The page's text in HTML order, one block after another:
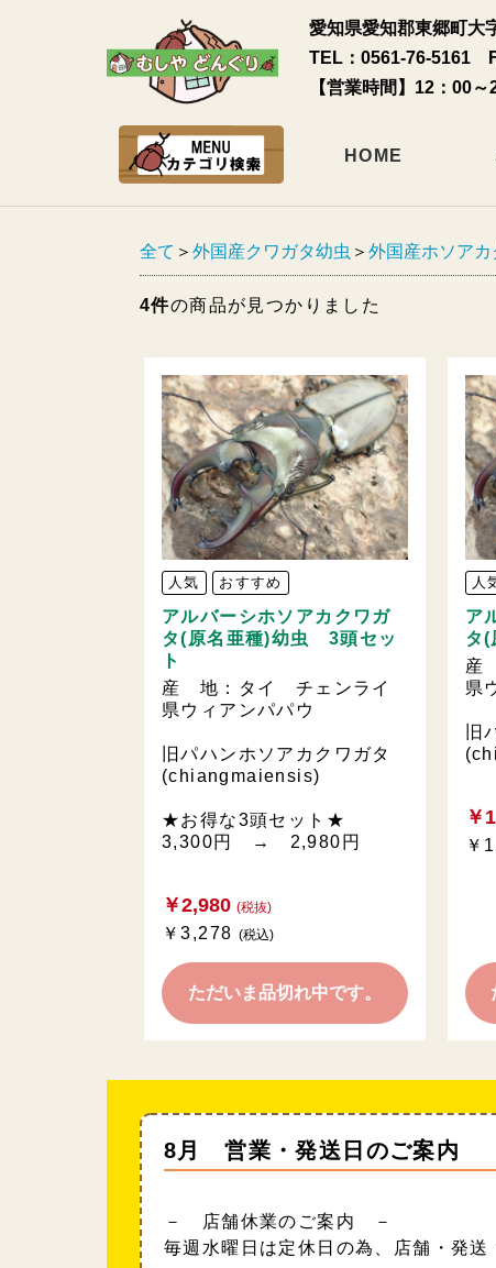
愛知県愛知郡東郷町大
TEL：0561-76-5161
【営業時間】12：00
HOME
全て ＞ 外国産クワガタ幼虫 ＞ 外国産ホソアカ
4件の商品が見つかりました
人気 おすすめ
アルバーシホソアカクワガ
タ(原名亜種)幼虫 3頭セッ
ト
産 地：タイ チェンライ
県ウィアンパパウ
旧パハンホソアカクワガタ
(chiangmaiensis)
★お得な3頭セット★
3,300円 → 2,980円
￥2,980 (税抜)
￥3,278 (税込)
ただいま品切れ中です。
人
ア
タ(
産
県
旧
￥
￥
8月 営業・発送日のご案内
－ 店舗休業のご案内 －
毎週水曜日は定休日の為、店舗・発送